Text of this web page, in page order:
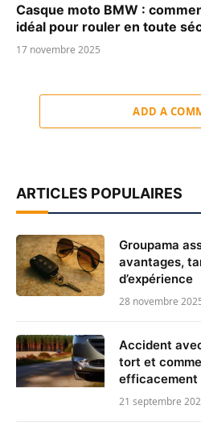
Casque moto BMW :
idéal pour rouler en toute
17 novembre 2025
ADD A
ARTICLES POPULAIRES
Groupama
avantages,
d’expérience
28 novembre
Accident
tort et
efficacement
21 septembre